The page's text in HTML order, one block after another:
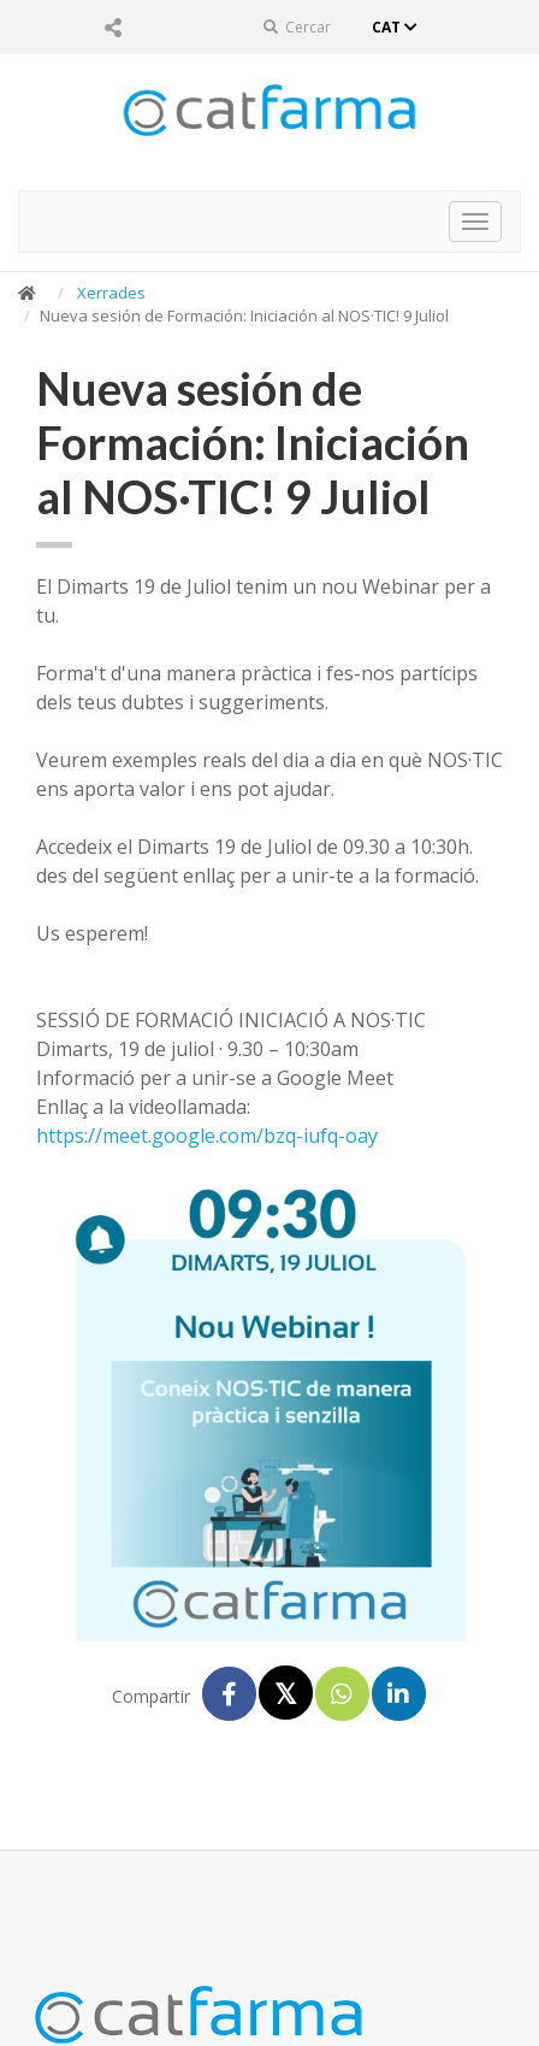
Cercar CAT
Toggle
Xerrades
Nueva sesión de Formación: Iniciación al NOS·TIC! 9 Juliol
Nueva sesión de
Formación: Iniciación
al NOS·TIC! 9 Juliol
El Dimarts 19 de Juliol tenim un nou Webinar per a
tu.
Forma't d'una manera pràctica i fes-nos partícips
dels teus dubtes i suggeriments.
Veurem exemples reals del dia a dia en què NOS·TIC
ens aporta valor i ens pot ajudar.
Accedeix el Dimarts 19 de Juliol de 09.30 a 10:30h.
des del següent enllaç per a unir-te a la formació.
Us esperem!
SESSIÓ DE FORMACIÓ INICIACIÓ A NOS·TIC
Dimarts, 19 de juliol · 9.30 – 10:30am
Informació per a unir-se a Google Meet
Enllaç a la videollamada:
https://meet.google.com/bzq-iufq-oay
Compartir